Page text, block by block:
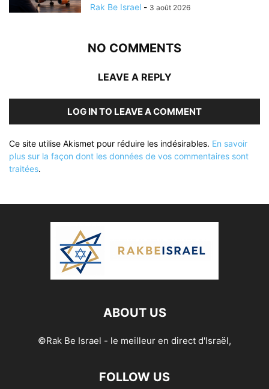
Rak Be Israel - 3 août 2026
NO COMMENTS
LEAVE A REPLY
LOG IN TO LEAVE A COMMENT
Ce site utilise Akismet pour réduire les indésirables. En savoir
plus sur la façon dont les données de vos commentaires sont
traitées.
ABOUT US
©Rak Be Israel - le meilleur en direct d'Israël,
FOLLOW US